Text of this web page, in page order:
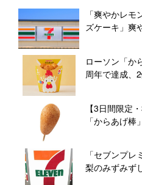
「爽やかレ
ズケーキ」爽
ローソン「
周年で達成、
【3日間限定
「からあげ
「セブンプ
梨のみずみず